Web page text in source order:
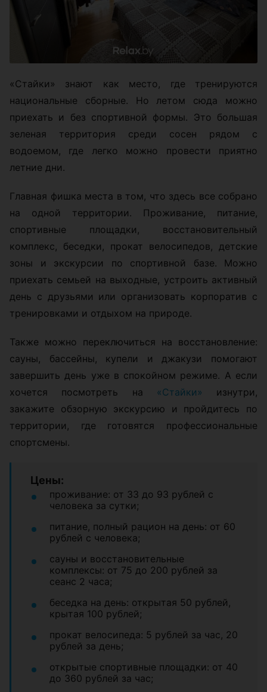
«Стайки» знают как место, где тренируются
национальные сборные. Но летом сюда можно
приехать и без спортивной формы. Это большая
зеленая территория среди сосен рядом с
водоемом, где легко можно провести приятно
летние дни.
Главная фишка места в том, что здесь все собрано
на одной территории. Проживание, питание,
спортивные площадки, восстановительный
комплекс, беседки, прокат велосипедов, детские
зоны и экскурсии по спортивной базе. Можно
приехать семьей на выходные, устроить активный
день с друзьями или организовать корпоратив с
тренировками и отдыхом на природе.
Также можно переключиться на восстановление:
сауны, бассейны, купели и джакузи помогают
завершить день уже в спокойном режиме. А если
хочется посмотреть на «Стайки» изнутри,
закажите обзорную экскурсию и пройдитесь по
территории, где готовятся профессиональные
спортсмены.
Цены:
проживание: от 33 до 93 рублей с
человека за сутки;
питание, полный рацион на день: от 60
рублей с человека;
сауны и восстановительные
комплексы: от 75 до 200 рублей за
сеанс 2 часа;
беседка на день: открытая 50 рублей,
крытая 100 рублей;
прокат велосипеда: 5 рублей за час, 20
рублей за день;
открытые спортивные площадки: от 40
до 360 рублей за час;